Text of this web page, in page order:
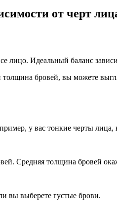
от черт
Идеальный баланс
бровей, вы можете
у вас тонкие черты
Средняя толщина бровей
вы выберете густые брови.